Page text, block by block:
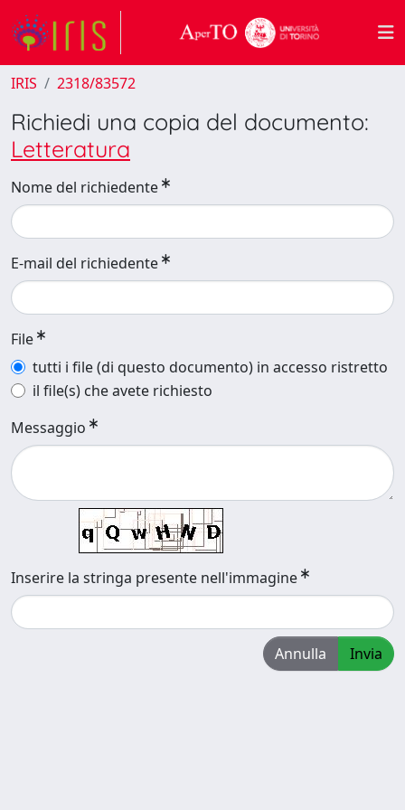
IRIS 2318/83572
Richiedi una copia del documento:
Letteratura
Nome del richiedente
E-mail del richiedente
File
tutti i file (di questo documento) in accesso ristretto
il file(s) che avete richiesto
Messaggio
Inserire la stringa presente nell'immagine
Annulla Invia